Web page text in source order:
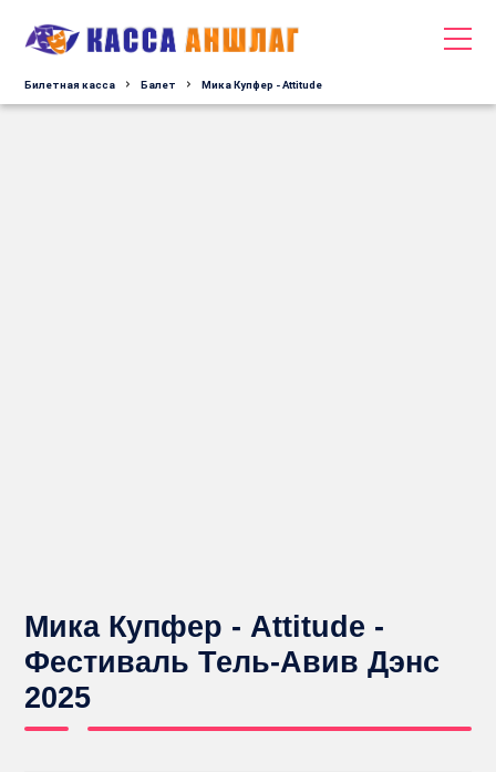
Билетная касса Балет Мика Купфер - Attitude
Мика Купфер - Attitude -
Фестиваль Тель-Авив Дэнс
2025